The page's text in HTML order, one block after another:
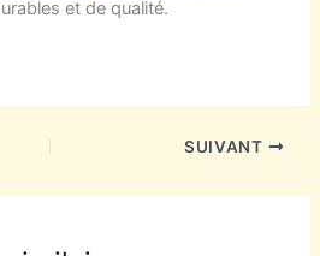
et de qualité.
SUIVANT